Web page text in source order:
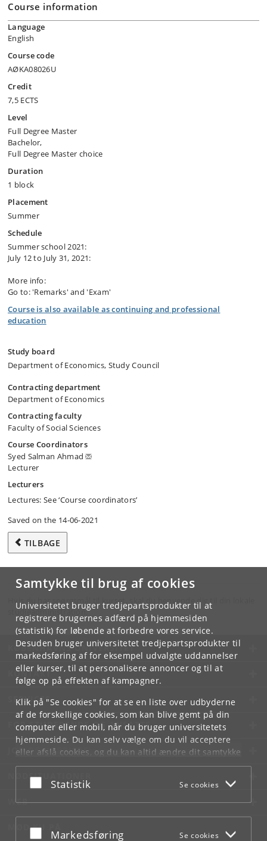
Samtykke til brug af cookies
Universitetet bruger tredjepartsprodukter til at
registrere brugernes adfærd på hjemmesiden
(statistik) for løbende at forbedre vores service.
Desuden bruger universitetet tredjepartsprodukter til
markedsføring af for eksempel udvalgte uddannelser
eller kurser, til at personalisere annoncer og til at
følge op på effekten af kampagner.
Klik på "Se cookies" for at se en liste over udbyderne
af de forskellige cookies, som kan blive gemt på din
computer eller mobil, når du bruger universitetets
hjemmeside. Du kan selv vælge om du vil acceptere
eller afslå cookies, og du kan altid ændre dit samtykke
underCookie- og privatlivspolitiksom du finder i
bunden af hver side.
Acceptér eller afslå
Statistik Se cookies
Acceptér eller afslå
Markedsføring Se cookies
Course information
Language
English
Course code
AØKA08026U
Credit
7,5 ECTS
Level
Full Degree Master
Bachelor,
Full Degree Master choice
Duration
1 block
Placement
Summer
Schedule
Summer school 2021:
July 12 to July 31, 2021:
More info:
Go to: 'Remarks' and 'Exam'
Course is also available as continuing and professional
education
Study board
Department of Economics, Study Council
Contracting department
Department of Economics
Contracting faculty
Faculty of Social Sciences
Course Coordinators
Syed Salman Ahmad
Lecturer
Lecturers
Lectures: See ‘Course coordinators’
Saved on the 14-06-2021
TILBAGE
Hvis du har spørgsmål til kurset, skal du henvende dig til din lokale
studieadministration.
KØBENHAVNS UNIVERSITET
KONTAKT
SERVICES
FOR STUDERENDE OG ANSATTE
JOB OG KARRIERE
NØDSITUATIONER
WEB
MØD KU PÅ